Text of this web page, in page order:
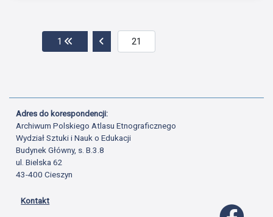
1 Przejdź do pierwszej strony
Przejdź do poprzedniej strony
Adres do korespondencji:
Archiwum Polskiego Atlasu Etnograficznego
Wydział Sztuki i Nauk o Edukacji
Budynek Główny, s. B.3.8
ul. Bielska 62
43-400 Cieszyn
Kontakt